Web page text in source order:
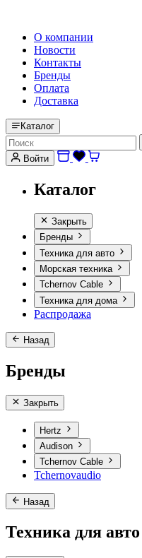
О компании
Новости
Контакты
Бренды
Оплата
Доставка
Каталог
Войти
Каталог
Закрыть
Бренды
Техника для авто
Морская техника
Tchernov Cable
Техника для дома
Распродажа
Назад
Бренды
Закрыть
Hertz
Audison
Tchernov Cable
Tchernovaudio
Назад
Техника для авто